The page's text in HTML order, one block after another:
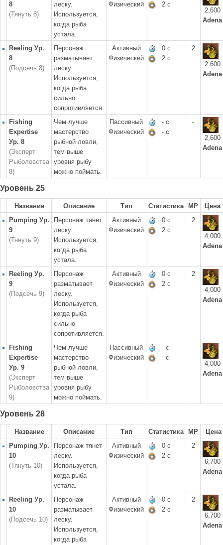
8
(Тянуть 8)
леску.
Используется,
когда рыба
устала.
Физический
2 с
2,600
Adena
Reeling Ур.
8
(Подсечь 8)
Персонаж
разматывает
леску.
Используется,
когда рыба
сильно
сопротивляется.
Активный
Физический
0 с
2 с
2
2,600
Adena
Fishing
Expertise
Ур. 8
(Эксперт
Рыболовства
8)
Чем лучше
мастерство
рыбной ловли,
тем выше
уровня рыбу
можно поймать.
Пассивный
Физический
- с
- с
-
2,600
Adena
Уровень 25
Название Описание Тип Статистика MP
Цена
Pumping Ур.
9
(Тянуть 9)
Персонаж тянет
леску.
Используется,
когда рыба
устала.
Активный
Физический
0 с
2 с
2
4,000
Adena
Reeling Ур.
9
(Подсечь 9)
Персонаж
разматывает
леску.
Используется,
когда рыба
сильно
сопротивляется.
Активный
Физический
0 с
2 с
2
4,000
Adena
Fishing
Expertise
Ур. 9
(Эксперт
Рыболовства
9)
Чем лучше
мастерство
рыбной ловли,
тем выше
уровня рыбу
можно поймать.
Пассивный
Физический
- с
- с
-
4,000
Adena
Уровень 28
Название Описание Тип Статистика MP
Цена
Pumping Ур.
10
(Тянуть 10)
Персонаж тянет
леску.
Используется,
когда рыба
устала.
Активный
Физический
0 с
2 с
2
6,700
Adena
Reeling Ур.
10
(Подсечь 10)
Персонаж
разматывает
леску.
Используется,
когда рыба
Активный
Физический
0 с
2 с
2
6,700
Adena